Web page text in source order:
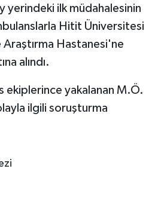
yerindeki ilk müdahalesinin
Hitit Üniversitesi
Hastanesi'ne
alındı.
ekiplerince yakalanan M.Ö.
ilgili soruşturma